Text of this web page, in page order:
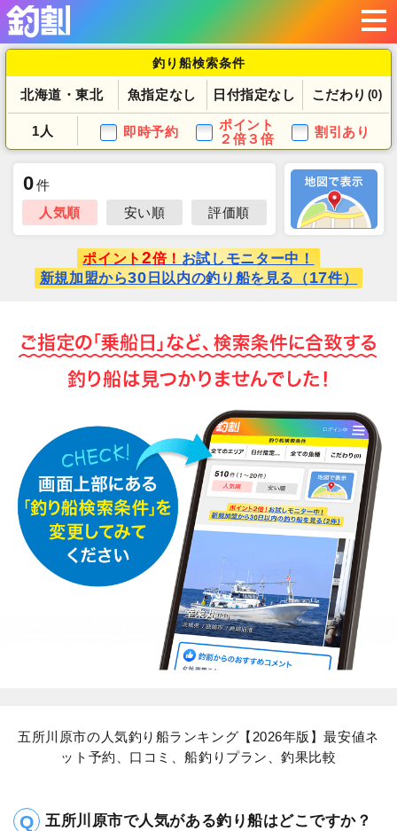
釣り船検索条件
北海道・東北 魚指定なし 日付指定なし こだわり (0)
1人 即時予約
ポイント
２倍３倍
割引あり
0件
人気順
安い順 評価順
ポイント 2倍！ お試しモニター中！
新規加盟から30 日以内の釣り船を見る（17件）
五所川原市の人気釣り船ランキング【2026年版】最安値ネ
ット予約、口コミ、船釣りプラン、釣果比較
五所川原市で人気がある釣り船はどこですか？